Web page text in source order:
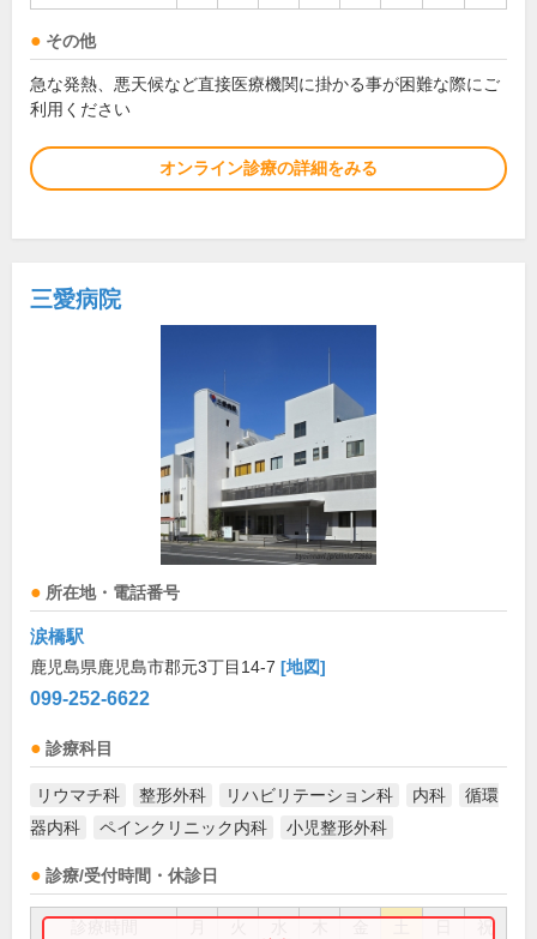
その他
急な発熱、悪天候など直接医療機関に掛かる事が困難な際にご
利用ください
オンライン診療の詳細をみる
三愛病院
所在地・電話番号
涙橋駅
鹿児島県鹿児島市郡元3丁目14-7 [地図]
099-252-6622
診療科目
リウマチ科 整形外科 リハビリテーション科 内科
循環
器内科
ペインクリニック内科 小児整形外科
診療/受付時間・休診日
祝